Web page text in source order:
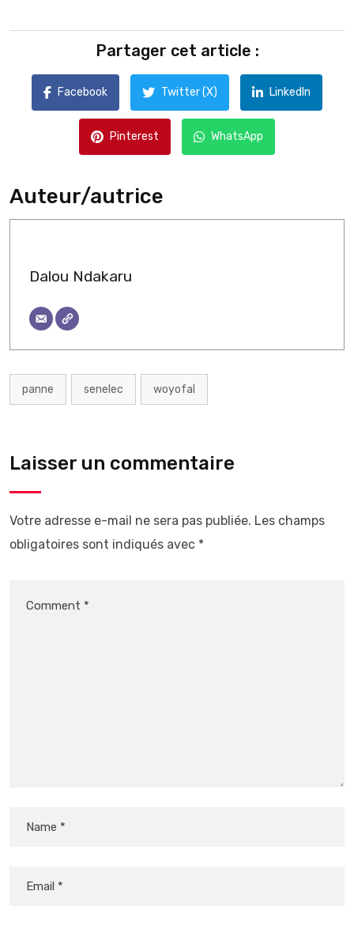
Partager cet article :
Facebook Twitter (X) LinkedIn
Pinterest WhatsApp
Auteur/autrice
Dalou Ndakaru
panne senelec woyofal
Laisser un commentaire
Votre adresse e-mail ne sera pas publiée. Les champs
obligatoires sont indiqués avec *